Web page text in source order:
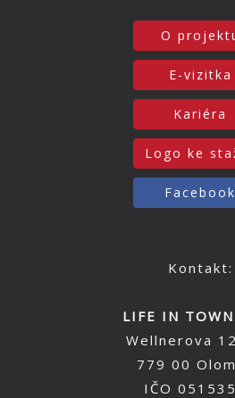
O
E-vizitka
Kariéra
Logo ke
Facebook
Kontakt:
LIFE IN TOWN
Wellnerova
779 00
IČO